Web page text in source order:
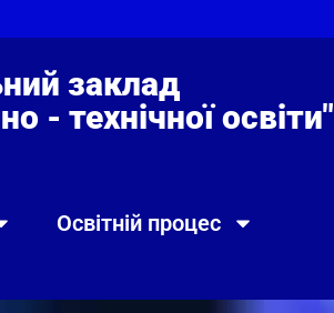
заклад
- технічної освіти"
Освітній процес